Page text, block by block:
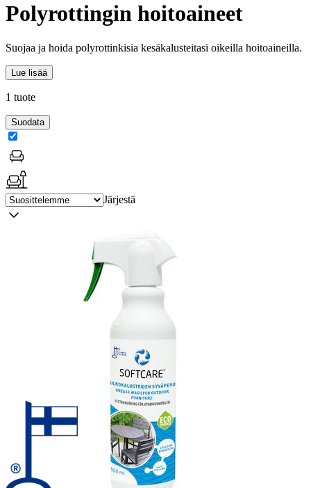
Polyrottingin hoitoaineet
Suojaa ja hoida polyrottinkisia kesäkalusteitasi oikeilla hoitoaineilla.
Lue lisää
1 tuote
Suodata
Järjestä